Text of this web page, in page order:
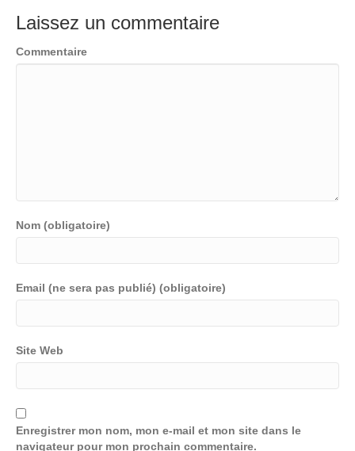
Laissez un commentaire
Commentaire
Nom (obligatoire)
Email (ne sera pas publié) (obligatoire)
Site Web
Enregistrer mon nom, mon e-mail et mon site dans le
navigateur pour mon prochain commentaire.